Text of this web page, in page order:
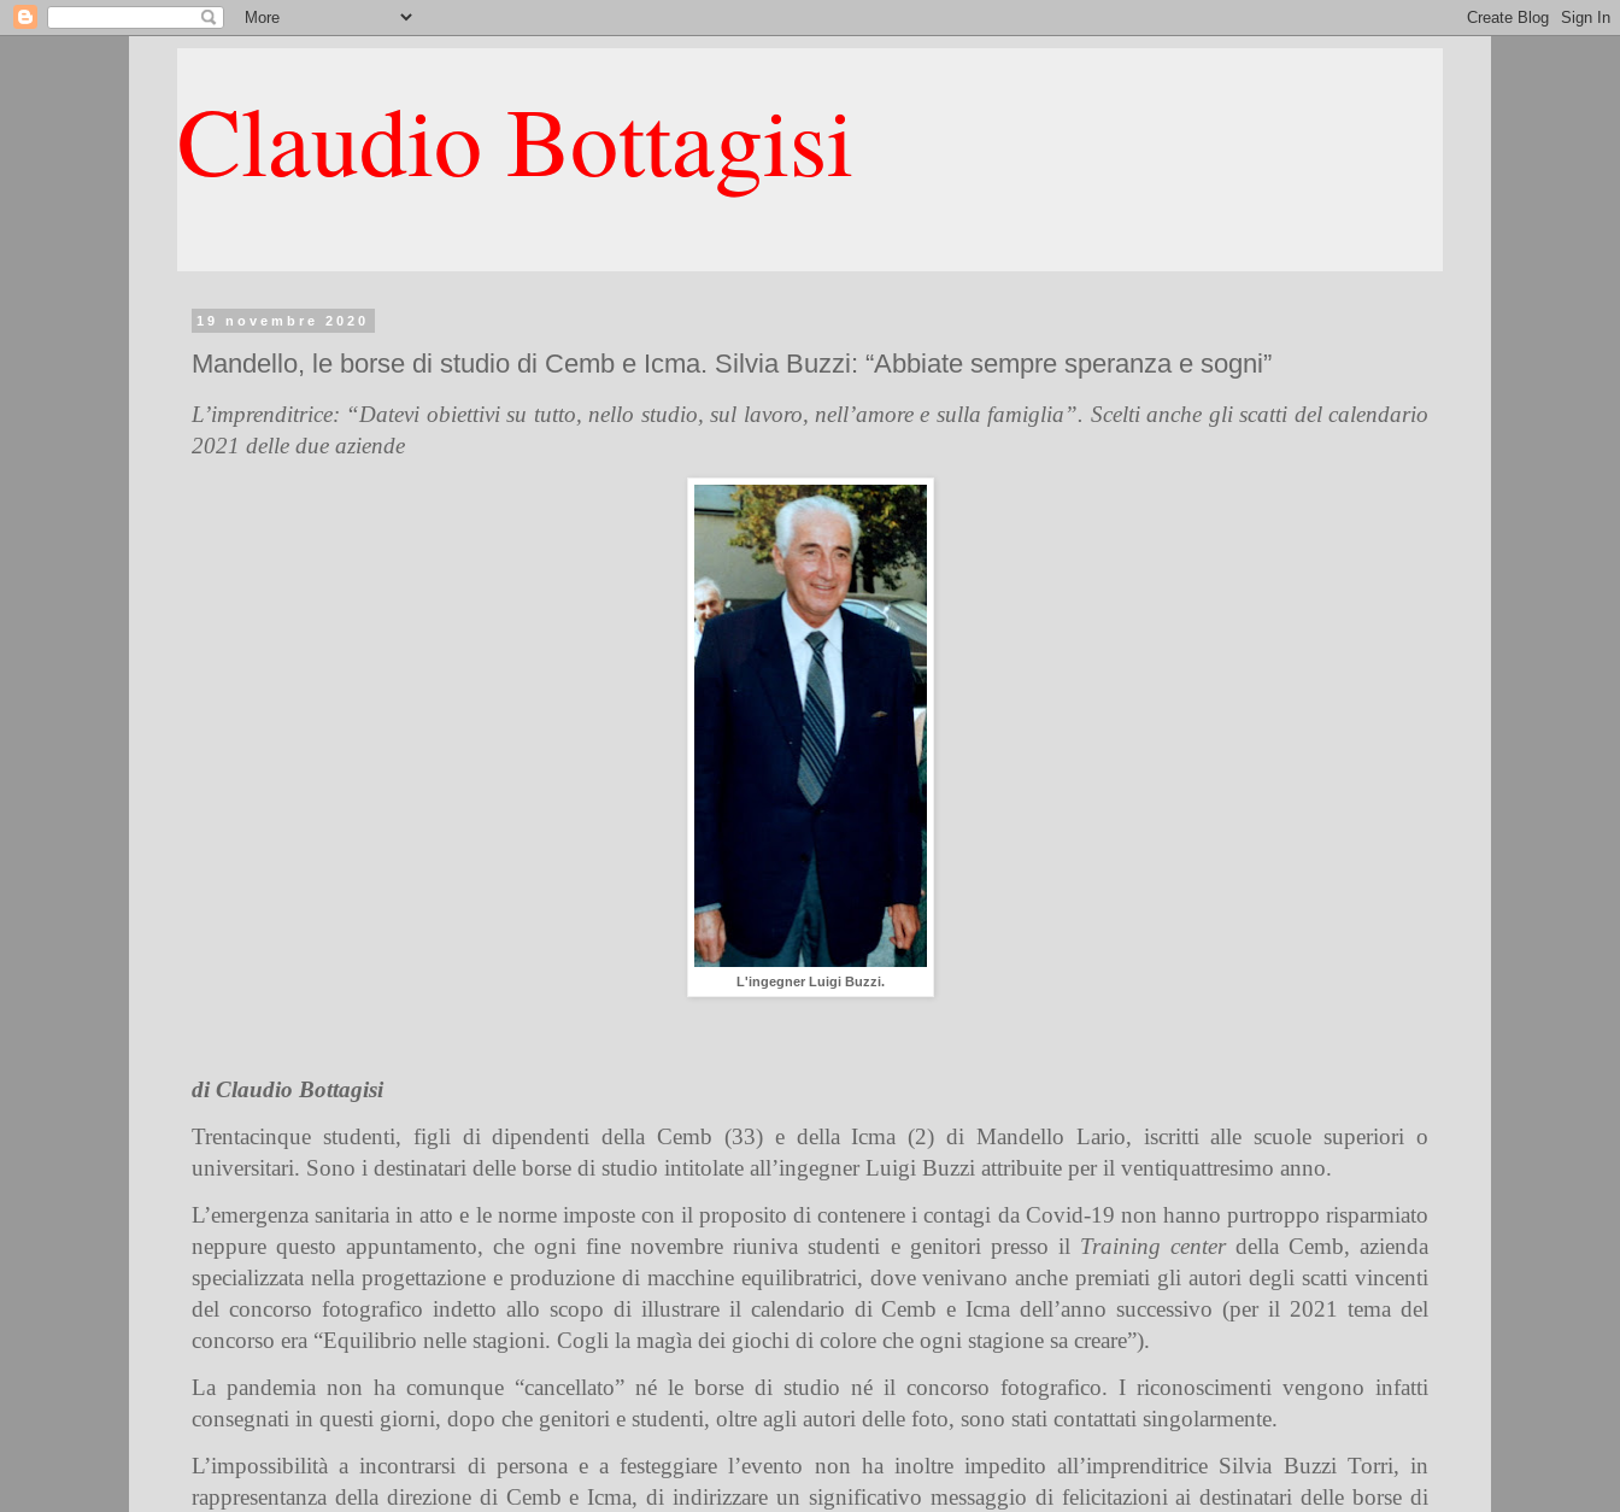
Claudio Bottagisi
19 novembre 2020
Mandello, le borse di studio di Cemb e Icma. Silvia Buzzi: “Abbiate sempre speranza e sogni”
L’imprenditrice: “Datevi obiettivi su tutto, nello studio, sul lavoro, nell’amore e sulla famiglia”. Scelti anche gli scatti del calendario
2021 delle due aziende
L'ingegner Luigi Buzzi.
di Claudio Bottagisi
Trentacinque studenti, figli di dipendenti della Cemb (33) e della Icma (2) di Mandello Lario, iscritti alle scuole superiori o
universitari. Sono i destinatari delle borse di studio intitolate all’ingegner Luigi Buzzi attribuite per il ventiquattresimo anno.
L’emergenza sanitaria in atto e le norme imposte con il proposito di contenere i contagi da Covid-19 non hanno purtroppo risparmiato
neppure questo appuntamento, che ogni fine novembre riuniva studenti e genitori presso il Training centerdella Cemb, azienda
specializzata nella progettazione e produzione di macchine equilibratrici, dove venivano anche premiati gli autori degli scatti vincenti
del concorso fotografico indetto allo scopo di illustrare il calendario di Cemb e Icma dell’anno successivo (per il 2021 tema del
concorso era “Equilibrio nelle stagioni. Cogli la magìa dei giochi di colore che ogni stagione sa creare”).
La pandemia non ha comunque “cancellato” né le borse di studio né il concorso fotografico. I riconoscimenti vengono infatti
consegnati in questi giorni, dopo che genitori e studenti, oltre agli autori delle foto, sono stati contattati singolarmente.
L’impossibilità a incontrarsi di persona e a festeggiare l’evento non ha inoltre impedito all’imprenditrice Silvia Buzzi Torri, in
rappresentanza della direzione di Cemb e Icma, di indirizzare un significativo messaggio di felicitazioni ai destinatari delle borse di